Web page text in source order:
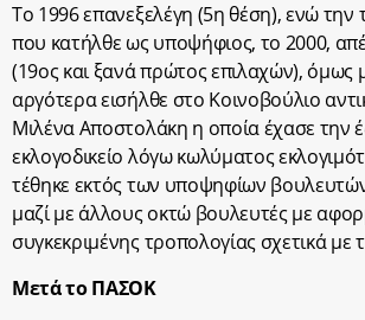
Το 1996 επανεξελέγη (5η θέση), ενώ την
που κατήλθε ως υποψήφιος, το 2000,
(19ος και ξανά πρώτος επιλαχών), όμως
αργότερα εισήλθε στο Κοινοβούλιο
Μιλένα Αποστολάκη η οποία έχασε την
εκλογοδικείο λόγω κωλύματος
τέθηκε εκτός των υποψηφίων
μαζί με άλλους οκτώ βουλευτές με
συγκεκριμένης τροπολογίας σχετικά
Μετά το ΠΑΣΟΚ